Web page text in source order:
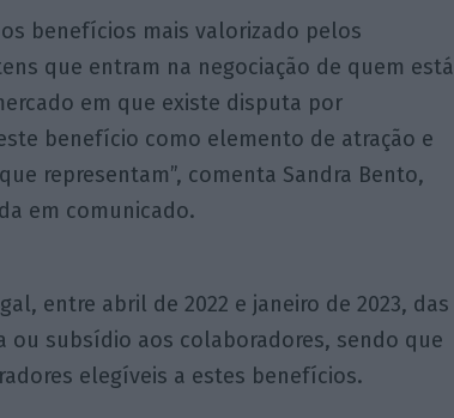
benefícios mais valorizado pelos
que entram na negociação de quem está
em que existe disputa por
benefício como elemento de atração e
representam”, comenta Sandra Bento,
em comunicado.
entre abril de 2022 e janeiro de 2023, das
ou subsídio aos colaboradores, sendo que
elegíveis a estes benefícios.